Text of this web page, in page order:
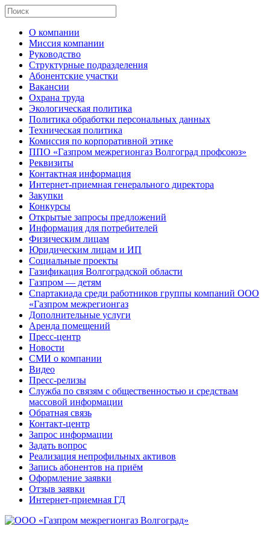
О компании
Миссия компании
Руководство
Структурные подразделения
Абонентские участки
Вакансии
Охрана труда
Экологическая политика
Политика обработки персональных данных
Техническая политика
Комиссия по корпоративной этике
ППО «Газпром межрегионгаз Волгоград профсоюз»
Реквизиты
Контактная информация
Интернет-приемная генерального директора
Закупки
Конкурсы
Открытые запросы предложений
Информация для потребителей
Физическим лицам
Юридическим лицам и ИП
Социальные проекты
Газификация Волгоградской области
Газпром — детям
Спартакиада среди работников группы компаний ООО
«Газпром межрегионгаз
Дополнительные услуги
Аренда помещений
Пресс-центр
Новости
СМИ о компании
Видео
Пресс-релизы
Служба по связям с общественностью и средствам
массовой информации
Обратная связь
Контакт-центр
Запрос информации
Задать вопрос
Реализация непрофильных активов
Запись абонентов на приём
Оформление заявки
Отзыв заявки
Интернет-приемная ГД